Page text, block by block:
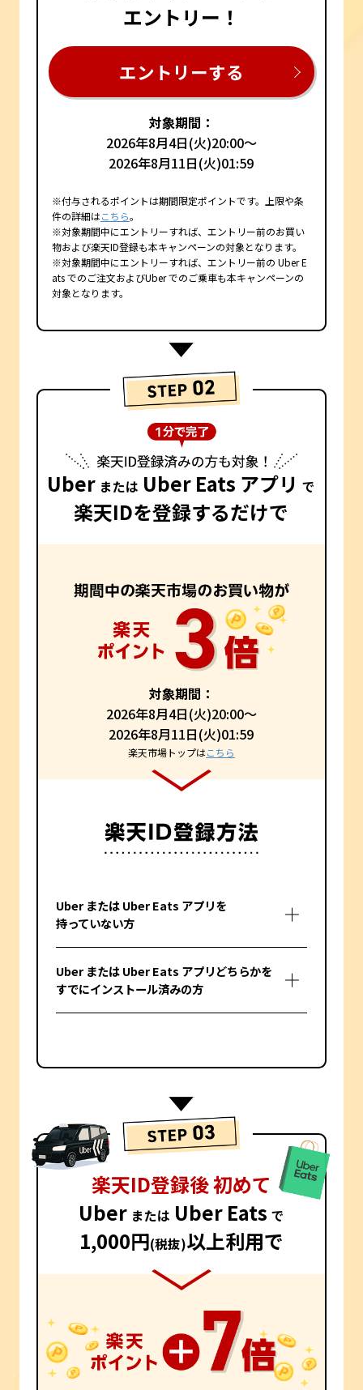
エントリー！
エントリーする
対象期間：
2026年8月4日(火)20:00～
2026年8月11日(火)01:59
※付与されるポイントは期間限定ポイントです。上限や条
件の詳細はこちら。
※対象期間中にエントリーすれば、エントリー前のお買い
物および楽天ID登録も本キャンペーンの対象となります。
※対象期間中にエントリーすれば、エントリー前の Uber E
ats でのご注文およびUber でのご乗車も本キャンペーンの
対象となります。
Uber または Uber Eats アプリで
楽天IDを登録するだけで
対象期間：
2026年8月4日(火)20:00～
2026年8月11日(火)01:59
楽天市場トップはこちら
Uber または Uber Eats アプリを
持っていない方
Uber または Uber Eats アプリどちらかを
すでにインストール済みの方
楽天ID登録後 初めて
Uber または Uber Eats で
1,000円(税抜)以上利用で